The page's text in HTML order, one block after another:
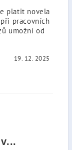
platit novela
pracovních
umožní od
19. 12. 2025